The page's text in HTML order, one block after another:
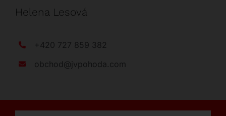
Helena Lesová
+420 727 859 382
obchod@jvpohoda.com